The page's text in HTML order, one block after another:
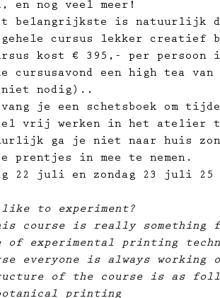
en nog veel meer!
belangrijkste is natuurlijk
gehele cursus lekker creatief
kost € 395,- per
cursusavond een high tea
nodig)..
je een schetsboek om
vrij werken in het atelier
ga je niet naar huis
prentjes in mee te nemen.
22 juli en zondag 23 juli 25
like to experiment?
course is really
of experimental printing
everyone is always working
of the course is as
printing